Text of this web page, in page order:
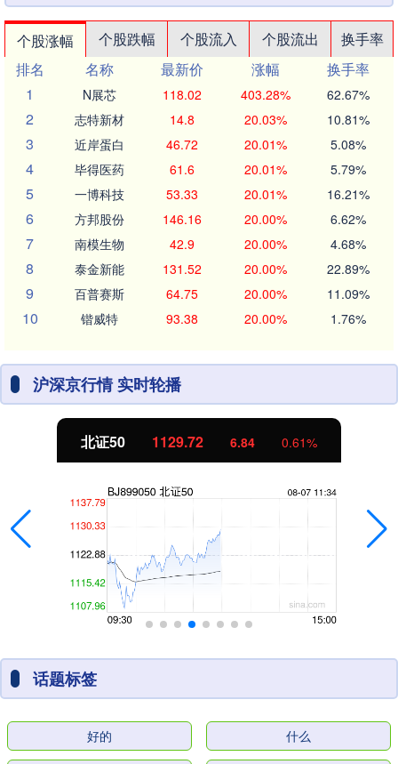
个股涨幅 个股跌幅 个股流入 个股流出
换手率
排名
名称 最新价 涨幅
换手率
1
N展芯 118.02 403.28% 62.67%
2 志特新材 14.8 20.03% 10.81%
3 近岸蛋白 46.72 20.01% 5.08%
4 毕得医药 61.6 20.01% 5.79%
5 一博科技 53.33 20.01% 16.21%
6 方邦股份 146.16 20.00% 6.62%
7 南模生物 42.9 20.00% 4.68%
8 泰金新能 131.52 20.00% 22.89%
9 百普赛斯 64.75 20.00% 11.09%
10 锴威特 93.38 20.00% 1.76%
沪深京行情 实时轮播
北证50 1129.72 6.84 0.61%
话题标签
好的 什么